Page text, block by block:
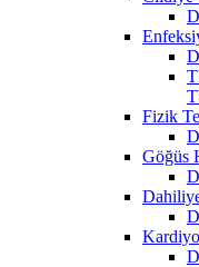
Fizik
Göğüs